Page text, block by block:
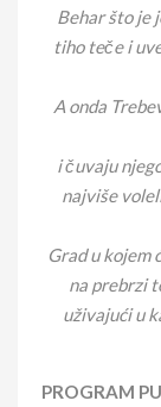
Behar što je
tiho teče i
A onda
i čuvaju
najviše
Grad u kojem
na prebrzi
uživajući u
PROGRAM